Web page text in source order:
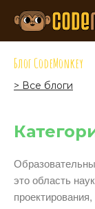
Блог CodeMonkey
> Все блоги
это область